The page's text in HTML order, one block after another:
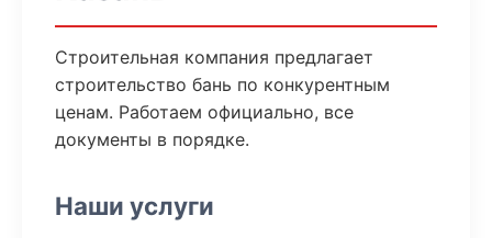
Строительная компания предлагает
строительство бань по конкурентным
ценам. Работаем официально, все
документы в порядке.
Наши услуги